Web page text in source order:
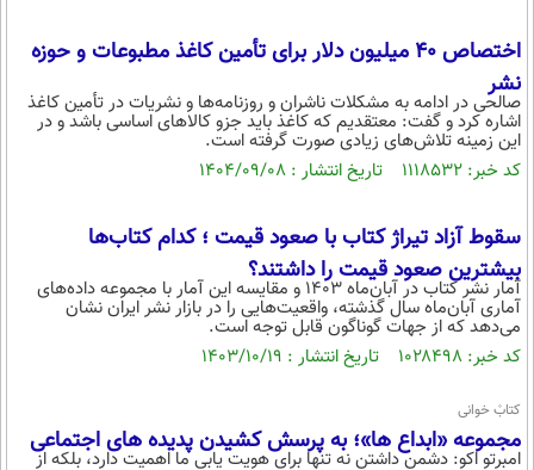
حوادث
یک برش دانایی
محیط زیست
بین الملل
علم و دانش
فناوری و It
اخبار کریپتو
قرآن
سرگرمی
باشگاه مغز
مجله تصویری سلاح
فیلم
اقتصاد
ورزش
فناوری
عصر ایران 2
خواندنی ها و دیدنی ها
داستان کوتاه
روانشناسی
آموزش زبان
اختصاص ۴۰ میلیون دلار برای تأمین کاغذ مطبوعات و حوزه
نشر
صالحی در ادامه به مشکلات ناشران و روزنامه‌ها و نشریات در تأمین کاغذ
اشاره کرد و گفت: معتقدیم که کاغذ باید جزو کالاهای اساسی باشد و در
این زمینه تلاش‌های زیادی صورت گرفته است.
کد خبر: ۱۱۱۸۵۳۲ تاریخ انتشار : ۱۴۰۴/۰۹/۰۸
سقوط آزاد تیراژ کتاب با صعود قیمت‌ ؛ کدام کتاب‌ها
بیشترین صعود قیمت را داشتند؟
آﻣﺎر ﻧﺸﺮ ﻛﺘﺎب در آﺑﺎنﻣﺎه ۱۴۰۳ و ﻣﻘﺎﻳﺴﻪ این آمار با مجموعه داده‌های
آماری آبان‌ماه سال گذشته، واقعیت‌هایی را در بازار نشر ایران نشان
می‌دهد که از جهات گوناگون قابل توجه است.
کد خبر: ۱۰۲۸۴۹۸ تاریخ انتشار : ۱۴۰۳/۱۰/۱۹
کتابْ خوانی
مجموعه «ابداع ها»؛ به پرسش کشیدن پدیده های اجتماعی
امبرتو اکو: دشمن داشتن نه تنها برای هویت یابی ما اهمیت دارد، بلکه از